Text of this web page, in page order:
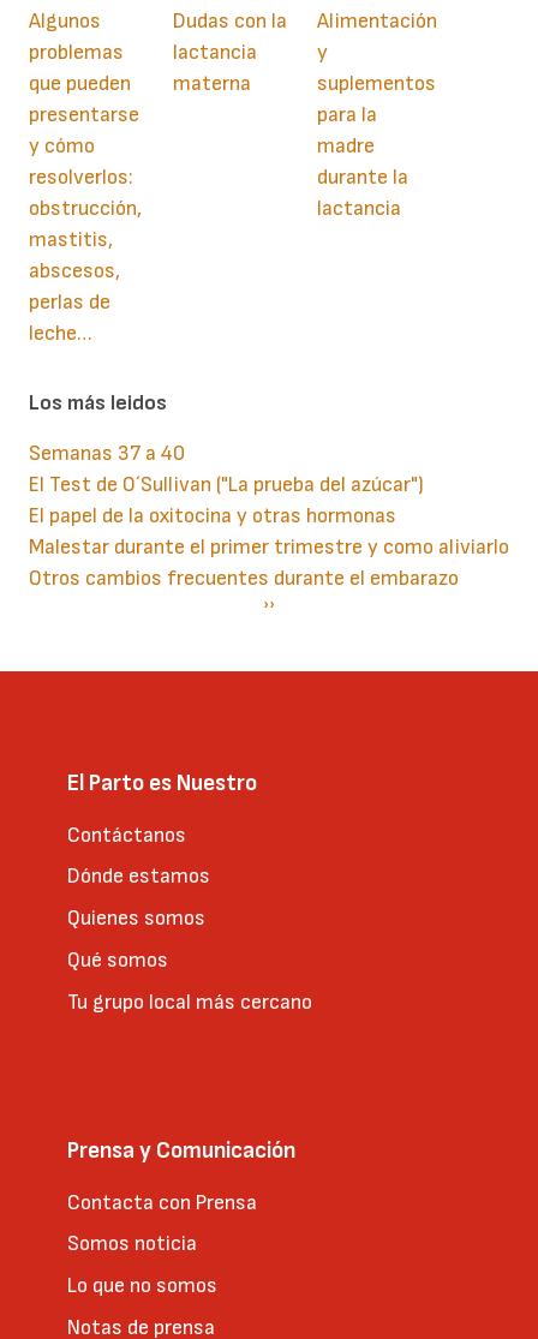
Algunos
problemas
que pueden
presentarse
y cómo
resolverlos:
obstrucción,
mastitis,
abscesos,
perlas de
leche…
Dudas con la
lactancia
materna
Alimentación
y
suplementos
para la
madre
durante la
lactancia
Los más leidos
Semanas 37 a 40
El Test de O´Sullivan ("La prueba del azúcar")
El papel de la oxitocina y otras hormonas
Malestar durante el primer trimestre y como aliviarlo
Otros cambios frecuentes durante el embarazo
Siguiente
››
El Parto es Nuestro
Contáctanos
Dónde estamos
Quienes somos
Qué somos
Tu grupo local más cercano
Prensa y Comunicación
Contacta con Prensa
Somos noticia
Lo que no somos
Notas de prensa